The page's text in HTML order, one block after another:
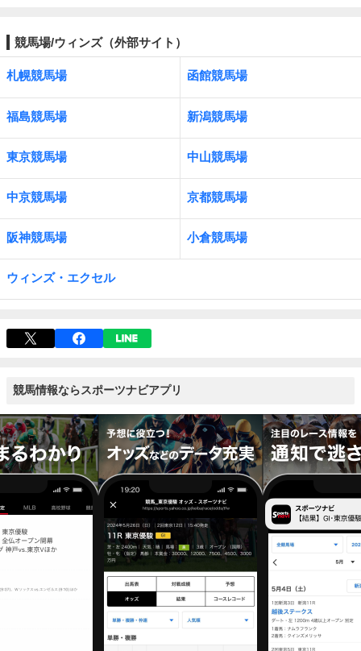
競馬場/ウィンズ（外部サイト）
札幌競馬場 函館競馬場
福島競馬場 新潟競馬場
東京競馬場 中山競馬場
中京競馬場 京都競馬場
阪神競馬場 小倉競馬場
ウィンズ・エクセル
競馬情報ならスポーツナビアプリ